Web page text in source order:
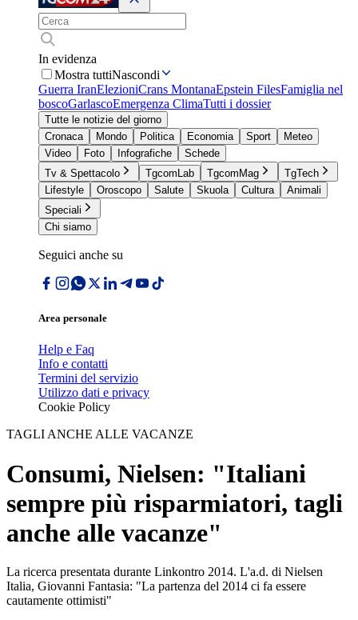
In evidenza
Mostra tuttiNascondi
Guerra IranElezioniCrans MontanaEpstein FilesFamiglia nel
boscoGarlascoEmergenza ClimaTutti i dossier
Tutte le notizie del giorno
Cronaca
Mondo Politica Economia Sport
Meteo
Video
Foto Infografiche
Schede
Tv & Spettacolo
TgcomLab TgcomMag
TgTech
Lifestyle
Oroscopo Salute Skuola Cultura
Animali
Speciali
Chi siamo
Seguici anche su
Area personale
Help e Faq
Info e contatti
Termini del servizio
Utilizzo dati e privacy
Cookie Policy
TAGLI ANCHE ALLE VACANZE
Consumi, Nielsen: "Italiani
sempre più risparmiatori, tagli
anche alle vacanze"
La ricerca presentata durante Linkontro 2014. L'a.d. di Nielsen
Italia, Giovanni Fantasia: "La partenza del 2014 ci fa essere
cautamente ottimisti"